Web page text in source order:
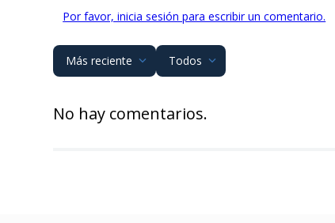
Por favor, inicia sesión para escribir un comentario.
Más reciente Todos
No hay comentarios.